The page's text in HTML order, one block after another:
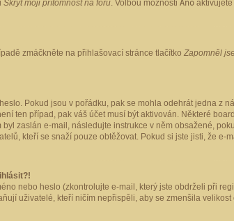
Skrýt moji přítomnost na fóru. Volbou možnosti Ano
zmáčkněte na přihlašovací stránce tlačítko Zapomněl
Pokud jsou v pořádku, pak se mohla odehrát jedna z
ten případ, pak váš účet musí být aktivován. Některé
zaslán e-mail, následujte instrukce v něm obsažené,
kteří se snaží pouze obtěžovat. Pokud si jste jisti, že
nebo heslo (zkontrolujte e-mail, který jste obdrželi při
uživatelé, kteří ničím nepřispěli, aby se zmenšila